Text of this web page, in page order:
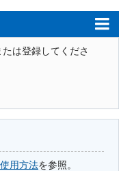
たは登録してくださ
使用方法を参照。